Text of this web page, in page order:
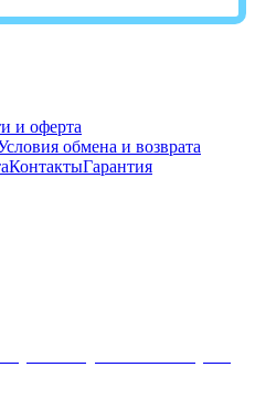
и оферта
обмена и возврата
КонтактыГарантия